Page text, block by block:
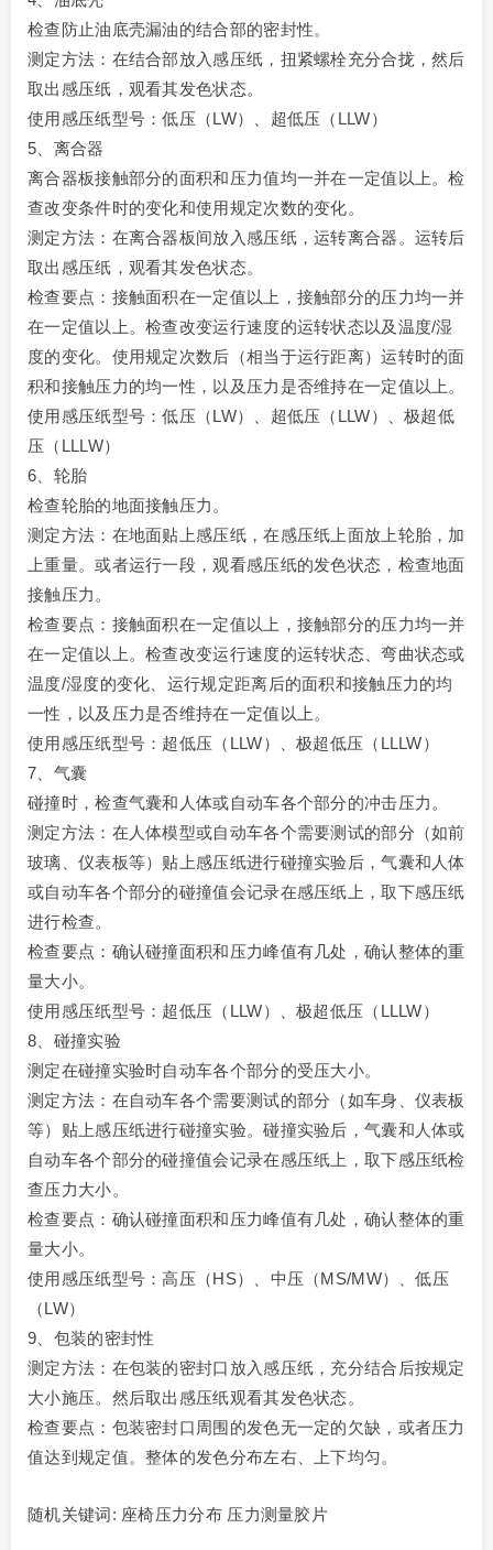
检查防止油底壳漏油的结合部的密封性。
测定方法：在结合部放入感压纸，扭紧螺栓充分合拢，然后
取出感压纸，观看其发色状态。
使用感压纸型号：低压（LW）、超低压（LLW）
5、离合器
离合器板接触部分的面积和压力值均一并在一定值以上。检
查改变条件时的变化和使用规定次数的变化。
测定方法：在离合器板间放入感压纸，运转离合器。运转后
取出感压纸，观看其发色状态。
检查要点：接触面积在一定值以上，接触部分的压力均一并
在一定值以上。检查改变运行速度的运转状态以及温度/湿
度的变化。使用规定次数后（相当于运行距离）运转时的面
积和接触压力的均一性，以及压力是否维持在一定值以上。
使用感压纸型号：低压（LW）、超低压（LLW）、极超低
压（LLLW）
6、轮胎
检查轮胎的地面接触压力。
测定方法：在地面贴上感压纸，在感压纸上面放上轮胎，加
上重量。或者运行一段，观看感压纸的发色状态，检查地面
接触压力。
检查要点：接触面积在一定值以上，接触部分的压力均一并
在一定值以上。检查改变运行速度的运转状态、弯曲状态或
温度/湿度的变化、运行规定距离后的面积和接触压力的均
一性，以及压力是否维持在一定值以上。
使用感压纸型号：超低压（LLW）、极超低压（LLLW）
7、气囊
碰撞时，检查气囊和人体或自动车各个部分的冲击压力。
测定方法：在人体模型或自动车各个需要测试的部分（如前
玻璃、仪表板等）贴上感压纸进行碰撞实验后，气囊和人体
或自动车各个部分的碰撞值会记录在感压纸上，取下感压纸
进行检查。
检查要点：确认碰撞面积和压力峰值有几处，确认整体的重
量大小。
使用感压纸型号：超低压（LLW）、极超低压（LLLW）
8、碰撞实验
测定在碰撞实验时自动车各个部分的受压大小。
测定方法：在自动车各个需要测试的部分（如车身、仪表板
等）贴上感压纸进行碰撞实验。碰撞实验后，气囊和人体或
自动车各个部分的碰撞值会记录在感压纸上，取下感压纸检
查压力大小。
检查要点：确认碰撞面积和压力峰值有几处，确认整体的重
量大小。
使用感压纸型号：高压（HS）、中压（MS/MW）、低压
（LW）
9、包装的密封性
测定方法：在包装的密封口放入感压纸，充分结合后按规定
大小施压。然后取出感压纸观看其发色状态。
检查要点：包装密封口周围的发色无一定的欠缺，或者压力
值达到规定值。整体的发色分布左右、上下均匀。
随机关键词: 座椅压力分布 压力测量胶片